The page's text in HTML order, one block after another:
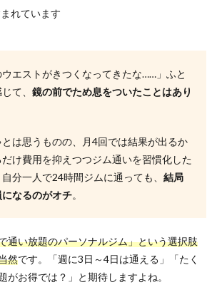
れています
ウエストがきつくなってきたな……」ふと
て、 鏡の前でため息をついたことはあり
は思うものの、月4回では結果が出るか
け費用を抑えつつジム通いを習慣化した
分一人で24時間ジムに通っても、 結局
なるのがオチ。
通い放題のパーソナルジム」という選択肢
然です。「週に3日～4日は通える」「たく
がお得では？」と期待しますよね。